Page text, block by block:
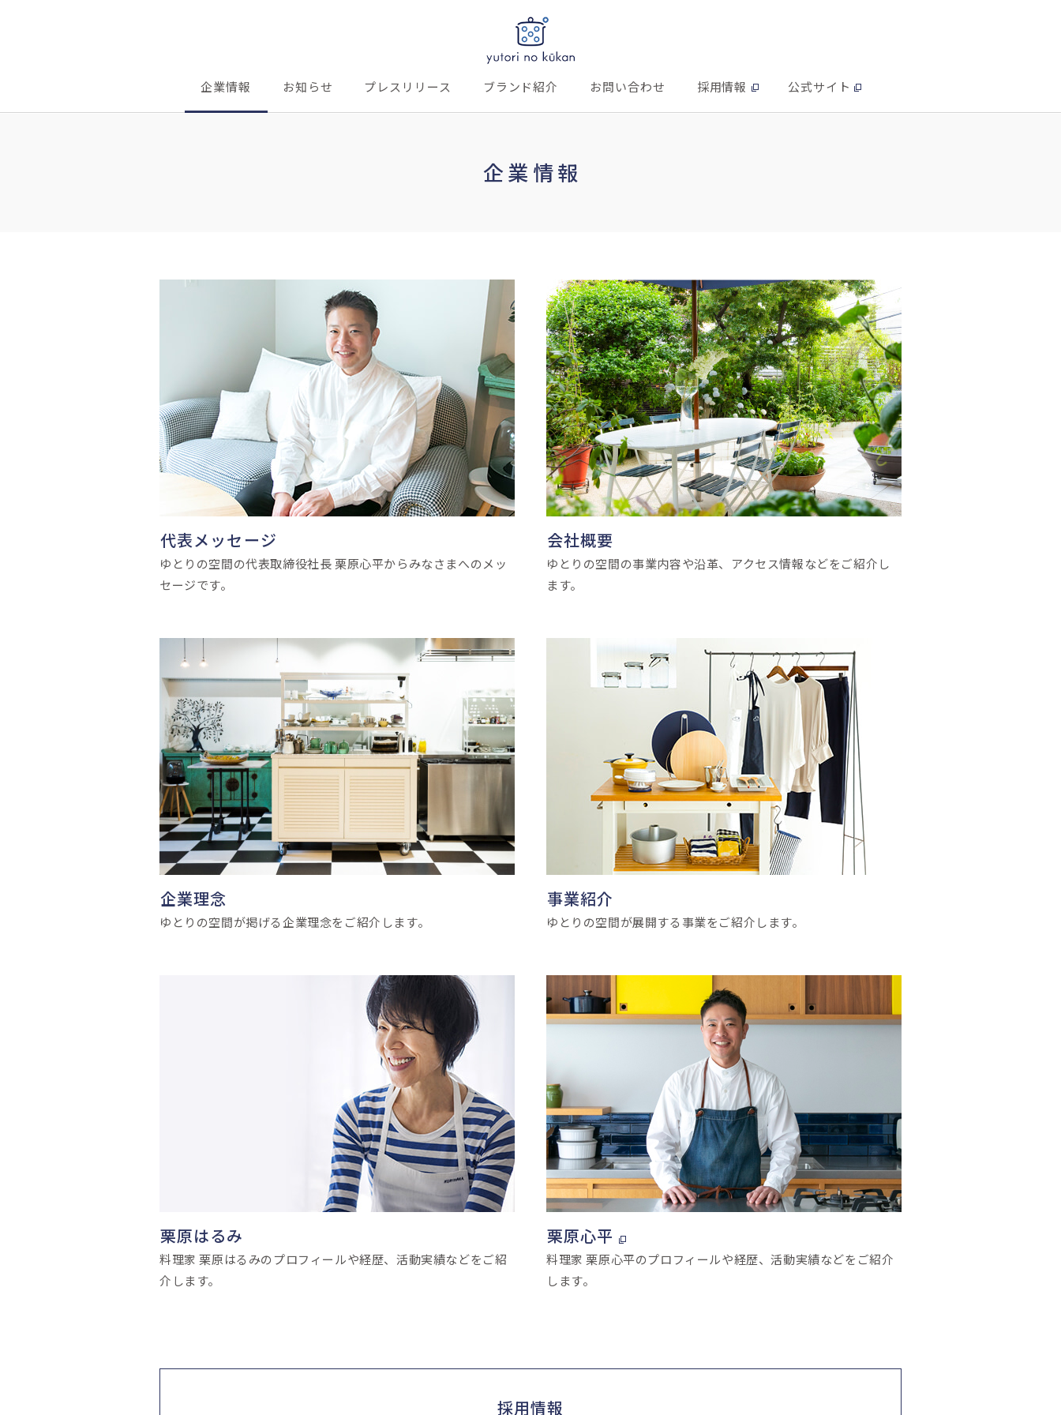
企業情報 お知らせ プレスリリース ブランド紹介 お問い合わせ 採用情報 公式サイト
企業情報
代表メッセージ
ゆとりの空間の代表取締役社長 栗原心平からみなさまへのメッ
セージです。
会社概要
ゆとりの空間の事業内容や沿革、アクセス情報などをご紹介し
ます。
企業理念
ゆとりの空間が掲げる企業理念をご紹介します。
事業紹介
ゆとりの空間が展開する事業をご紹介します。
栗原はるみ
料理家 栗原はるみのプロフィールや経歴、活動実績などをご紹
介します。
栗原心平
料理家 栗原心平のプロフィールや経歴、活動実績などをご紹介
します。
採用情報